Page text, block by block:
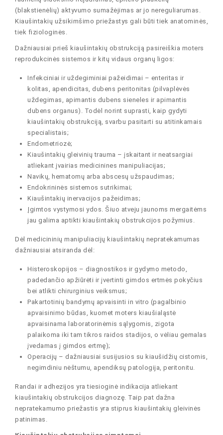
(blakstienėlių) aktyvumo sumažėjimas ar jo nereguliarumas.
Kiaušintakių užsikimšimo priežastys gali būti tiek anatominės,
tiek fiziologinės.
Dažniausiai prieš kiaušintakių obstrukciją pasireiškia moters
reprodukcinės sistemos ir kitų vidaus organų ligos:
Infekciniai ir uždegiminiai pažeidimai – enteritas ir
kolitas, apendicitas, dubens peritonitas (pilvaplėvės
uždegimas, apimantis dubens sieneles ir apimantis
dubens organus). Todėl norint suprasti, kaip gydyti
kiaušintakių obstrukciją, svarbu pasitarti su atitinkamais
specialistais;
Endometriozė;
Kiaušintakių gleivinių trauma – įskaitant ir neatsargiai
atliekant įvairias medicinines manipuliacijas;
Navikų, hematomų arba abscesų užspaudimas;
Endokrininės sistemos sutrikimai;
Kiaušintakių inervacijos pažeidimas;
Įgimtos vystymosi ydos. Šiuo atveju jaunoms mergaitėms
jau galima aptikti kiaušintakių obstrukcijos požymius.
Dėl medicininių manipuliacijų kiaušintakių nepratekamumas
dažniausiai atsiranda dėl:
Histeroskopijos – diagnostikos ir gydymo metodo,
padedančio apžiūrėti ir įvertinti gimdos ertmės pokyčius
bei atlikti chirurginius veiksmus;
Pakartotinių bandymų apvaisinti in vitro (pagalbinio
apvaisinimo būdas, kuomet moters kiaušialąstė
apvaisinama laboratorinėmis sąlygomis, zigota
palaikoma iki tam tikros raidos stadijos, o vėliau gemalas
įvedamas į gimdos ertmę);
Operacijų – dažniausiai susijusios su kiaušidžių cistomis,
negimdiniu nėštumu, apendiksų patologija, peritonitu.
Randai ir adhezijos yra tiesioginė indikacija atliekant
kiaušintakių obstrukcijos diagnozę. Taip pat dažna
nepratekamumo priežastis yra stiprus kiaušintakių gleivinės
patinimas.